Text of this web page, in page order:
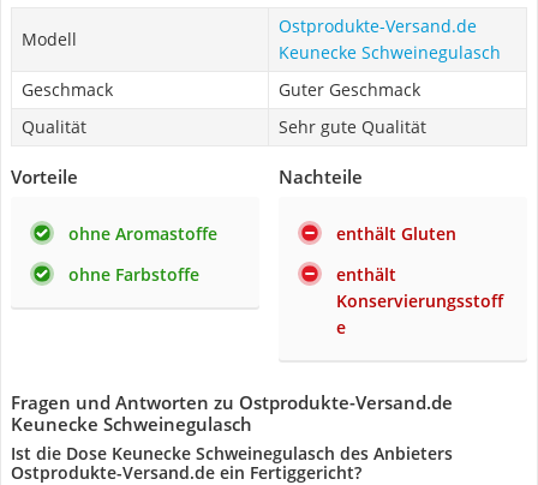
Modell
Ostprodukte-Versand.de
Keunecke Schweinegulasch
Geschmack
Guter Geschmack
Qualität
Sehr gute Qualität
Vorteile
ohne Aromastoffe
ohne Farbstoffe
Nachteile
enthält Gluten
enthält
Konservierungsstoff
e
Fragen und Antworten zu Ostprodukte-Versand.de
Keunecke Schweinegulasch
Ist die Dose Keunecke Schweinegulasch des Anbieters
Ostprodukte-Versand.de ein Fertiggericht?